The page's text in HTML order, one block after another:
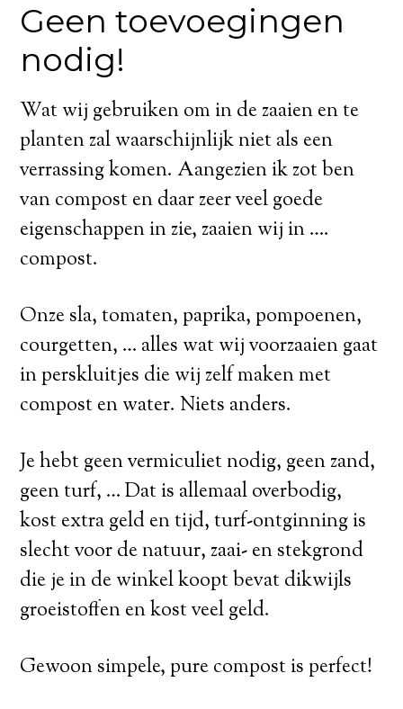
Geen toevoegingen
nodig!
Wat wij gebruiken om in de zaaien en te
planten zal waarschijnlijk niet als een
verrassing komen. Aangezien ik zot ben
van compost en daar zeer veel goede
eigenschappen in zie, zaaien wij in ….
compost.
Onze sla, tomaten, paprika, pompoenen,
courgetten, … alles wat wij voorzaaien gaat
in perskluitjes die wij zelf maken met
compost en water. Niets anders.
Je hebt geen vermiculiet nodig, geen zand,
geen turf, … Dat is allemaal overbodig,
kost extra geld en tijd, turf-ontginning is
slecht voor de natuur, zaai- en stekgrond
die je in de winkel koopt bevat dikwijls
groeistoffen en kost veel geld.
Gewoon simpele, pure compost is perfect!